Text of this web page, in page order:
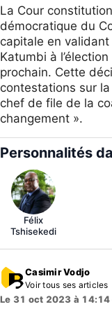
La Cour
démocratique du
capitale en
Katumbi à
prochain. Cette
contestations sur
chef de file de la
changement ».
Personnalités
Félix
Tshisekedi
Casimir Vodjo
Voir tous ses articles
Le 31 oct 2023 à 14:14